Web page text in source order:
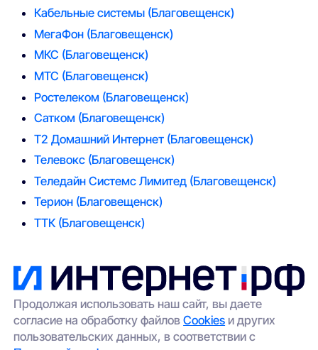
Кабельные системы (Благовещенск)
МегаФон (Благовещенск)
МКС (Благовещенск)
МТС (Благовещенск)
Ростелеком (Благовещенск)
Сатком (Благовещенск)
Т2 Домашний Интернет (Благовещенск)
Телевокс (Благовещенск)
Теледайн Системс Лимитед (Благовещенск)
Терион (Благовещенск)
ТТК (Благовещенск)
Продолжая использовать наш сайт, вы даете
согласие на обработку файловCookies и других
пользовательских данных, в соответствии с